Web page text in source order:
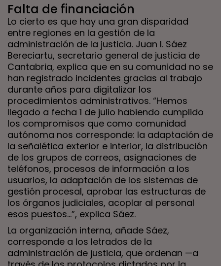
Falta de financiación
Lo cierto es que hay una gran disparidad
entre regiones en la gestión de la
administración de la justicia. Juan I. Sáez
Bereciartu, secretario general de justicia de
Cantabria, explica que en su comunidad no se
han registrado incidentes gracias al trabajo
durante años para digitalizar los
procedimientos administrativos. “Hemos
llegado a fecha 1 de julio habiendo cumplido
los compromisos que como comunidad
autónoma nos corresponde: la adaptación de
la señalética exterior e interior, la distribución
de los grupos de correos, asignaciones de
teléfonos, procesos de información a los
usuarios, la adaptación de los sistemas de
gestión procesal, aprobar las estructuras de
los órganos judiciales, acoplar al personal
esos puestos…”, explica Sáez.
La organización interna, añade Sáez,
corresponde a los letrados de la
administración de justicia, que ordenan —a